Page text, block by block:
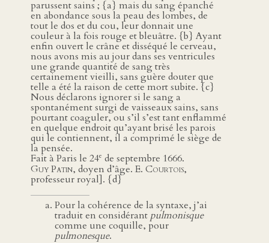
parussent sains ; {a} mais du sang épanché
en abondance sous la peau des lombes, de
tout le dos et du cou, leur donnait une
couleur à la fois rouge et bleuâtre. {b} Ayant
enfin ouvert le crâne et disséqué le cerveau,
nous avons mis au jour dans ses ventricules
une grande quantité de sang très
certainement vieilli, sans guère douter que
telle a été la raison de cette mort subite. {c}
Nous déclarons ignorer si le sang a
spontanément surgi de vaisseaux sains, sans
pourtant coaguler, ou s’il s’est tant enflammé
en quelque endroit qu’ayant brisé les parois
qui le contiennent, il a comprimé le siège de
la pensée.
Fait à Paris le 24e de septembre 1666.
Guy Patin, doyen d’âge. E. Courtois,
professeur royal]. {d}
Pour la cohérence de la syntaxe, j’ai
traduit en considérant pulmonisque
comme une coquille, pour
pulmonesque.